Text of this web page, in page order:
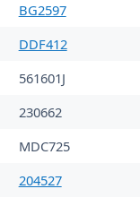
BG2597
DDF412
561601J
230662
MDC725
204527